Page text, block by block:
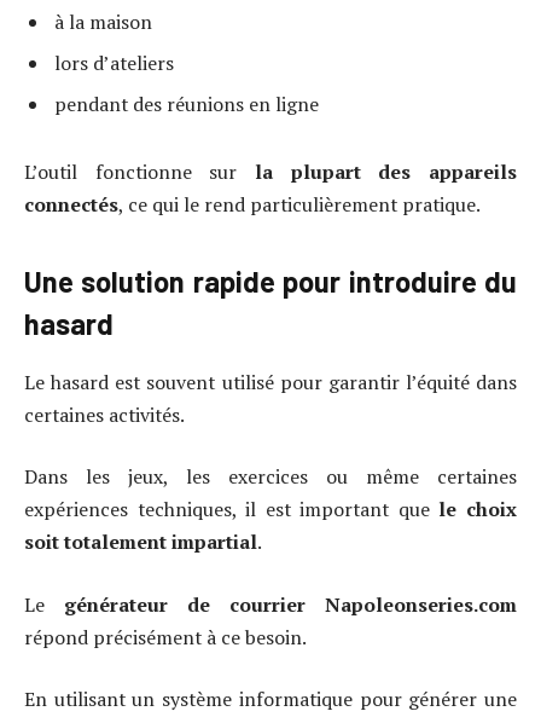
à la maison
lors d’ateliers
pendant des réunions en ligne
L’outil fonctionne sur la plupart des appareils
connectés, ce qui le rend particulièrement pratique.
Une solution rapide pour introduire du
hasard
Le hasard est souvent utilisé pour garantir l’équité dans
certaines activités.
Dans les jeux, les exercices ou même certaines
expériences techniques, il est important que le choix
soit totalement impartial.
Le générateur de courrier Napoleonseries.com
répond précisément à ce besoin.
En utilisant un système informatique pour générer une